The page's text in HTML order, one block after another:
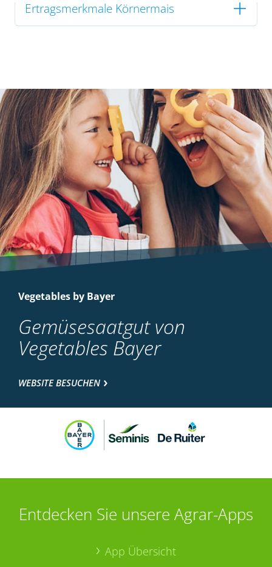
Ertragsmerkmale Körnermais
Vegetables by Bayer
Gemüsesaatgut von
Vegetables Bayer
WEBSITE BESUCHEN
Entdecken Sie unsere Agrar-Apps
App Übersicht